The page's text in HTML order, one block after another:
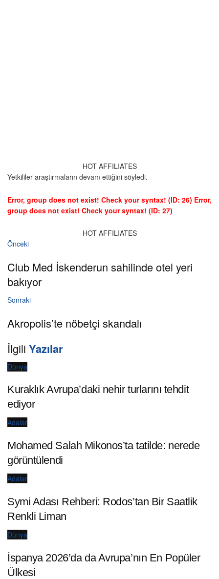
HOT AFFILIATES
Yetkililer araştırmaların devam ettiğini söyledi.
Error, group does not exist! Check your syntax! (ID: 26) Error,
group does not exist! Check your syntax! (ID: 27)
HOT AFFILIATES
Önceki
Club Med İskenderun sahilinde otel yeri
bakıyor
Sonraki
Akropolis’te nöbetçi skandalı
İlgili Yazılar
Dünya
Kuraklık Avrupa’daki nehir turlarını tehdit
ediyor
Adalar
Mohamed Salah Mikonos’ta tatilde: nerede
görüntülendi
Adalar
Symi Adası Rehberi: Rodos’tan Bir Saatlik
Renkli Liman
Dünya
İspanya 2026’da da Avrupa’nın En Popüler
Ülkesi